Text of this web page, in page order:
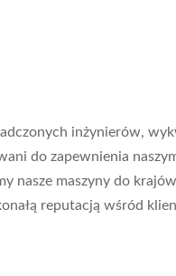
inżynierów,
do zapewnienia
nasze maszyny do
reputacją wśród